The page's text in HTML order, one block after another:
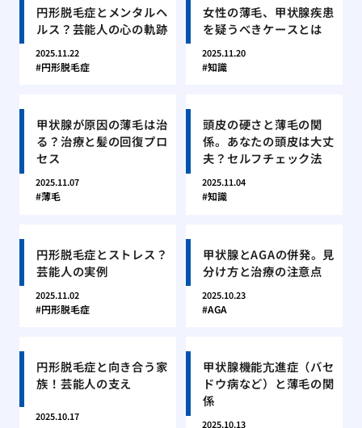
円形脱毛症とメンタルヘ
ルス？芸能人の心の軌跡
2025.11.22
円形脱毛症
女性の薄毛、甲状腺疾患
を疑うべきケースとは
2025.11.20
知識
甲状腺が原因の薄毛は治
る？治療と髪の回復プロ
セス
2025.11.07
薄毛
頭皮の硬さと薄毛の関
係。あなたの頭皮は大丈
夫？セルフチェック法
2025.11.04
知識
円形脱毛症とストレス？
芸能人の実例
2025.11.02
円形脱毛症
甲状腺とAGAの併発。見
分け方と治療の注意点
2025.10.23
AGA
円形脱毛症と向き合う家
族！芸能人の支え
2025.10.17
甲状腺機能亢進症（バセ
ドウ病など）と薄毛の関
係
2025.10.13